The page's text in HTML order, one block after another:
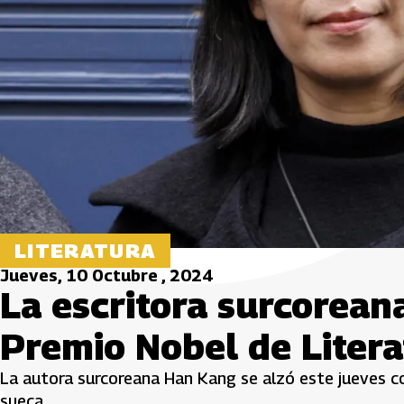
LITERATURA
Jueves, 10 Octubre , 2024
La escritora
Premio Nobel de
La autora surcoreana Han Kang se alzó este jueves